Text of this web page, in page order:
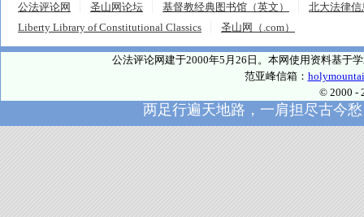
公法评论网 圣山网论坛 基督教经典图书馆（英文）
北大法律信
Liberty Library of Constitutional Classics
圣山网（.com）
公法评论网建于2000年5月26日。本网使用资料基于
范亚峰信箱：
© 2000 -
两足行遍天地路，一肩担尽古今